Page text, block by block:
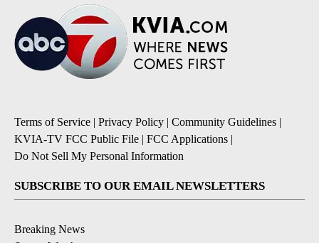
Terms of Service | Privacy Policy | Community Guidelines |
KVIA-TV FCC Public File | FCC Applications |
Do Not Sell My Personal Information
SUBSCRIBE TO OUR EMAIL NEWSLETTERS
Breaking News